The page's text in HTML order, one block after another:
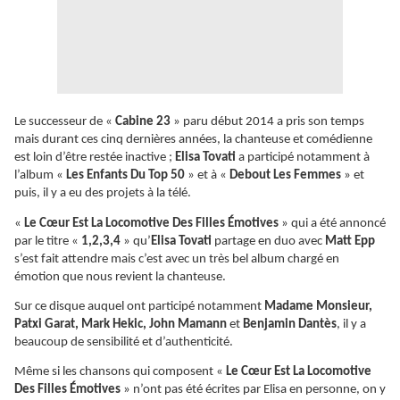
Le successeur de « Cabine 23 » paru début 2014 a pris son temps
mais durant ces cinq dernières années, la chanteuse et comédienne
est loin d’être restée inactive ; Elisa Tovati a participé notamment à
l’album « Les Enfants Du Top 50 » et à « Debout Les Femmes » et
puis, il y a eu des projets à la télé.
« Le Cœur Est La Locomotive Des Filles Émotives » qui a été annoncé
par le titre « 1,2,3,4 » qu’ Elisa Tovati partage en duo avec Matt Epp
s’est fait attendre mais c’est avec un très bel album chargé en
émotion que nous revient la chanteuse.
Sur ce disque auquel ont participé notamment Madame Monsieur,
Patxi Garat, Mark Hekic, John Mamann et Benjamin Dantès, il y a
beaucoup de sensibilité et d’authenticité.
Même si les chansons qui composent « Le Cœur Est La Locomotive
Des Filles Émotives » n’ont pas été écrites par Elisa en personne, on y